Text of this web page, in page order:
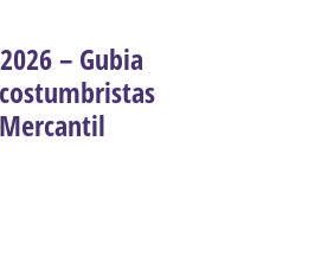
– Gubia